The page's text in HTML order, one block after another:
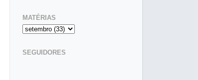
MATÉRIAS
SEGUIDORES